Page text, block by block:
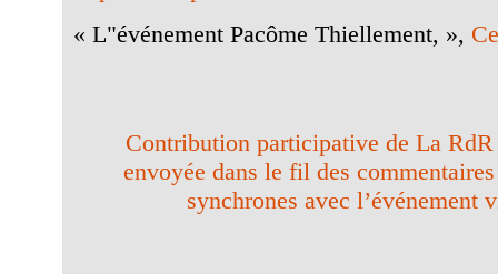
« L"événement Pacôme Thiellement, »,
Contribution participative de La RdR
envoyée dans le fil des
synchrones avec l’événement